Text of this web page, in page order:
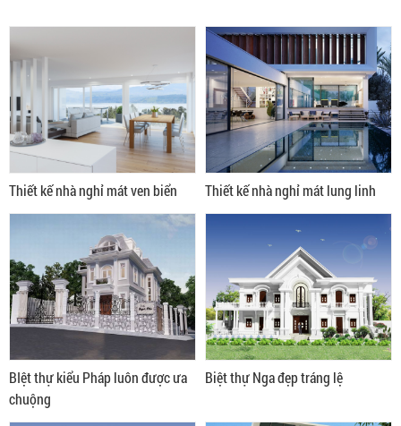
Thiết kế nhà nghỉ mát ven biển Thiết kế nhà nghỉ mát lung linh
BIệt thự kiểu Pháp luôn được ưa
chuộng
Biệt thự Nga đẹp tráng lệ